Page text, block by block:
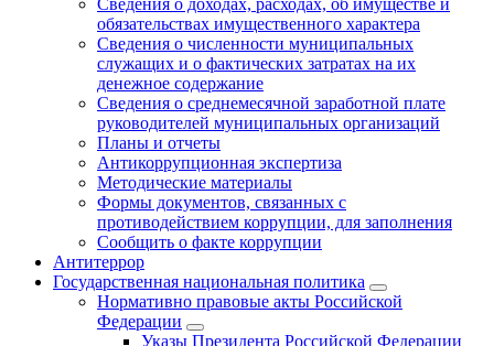
Сведения о доходах, расходах, об имуществе и
обязательствах имущественного характера
Сведения о численности муниципальных
служащих и о фактических затратах на их
денежное содержание
Сведения о среднемесячной заработной плате
руководителей муниципальных организаций
Планы и отчеты
Антикоррупционная экспертиза
Методические материалы
Формы документов, связанных с
противодействием коррупции, для заполнения
Сообщить о факте коррупции
Антитеррор
Государственная национальная политика
Нормативно правовые акты Российской
Федерации
Указы Президента Российской Федерации